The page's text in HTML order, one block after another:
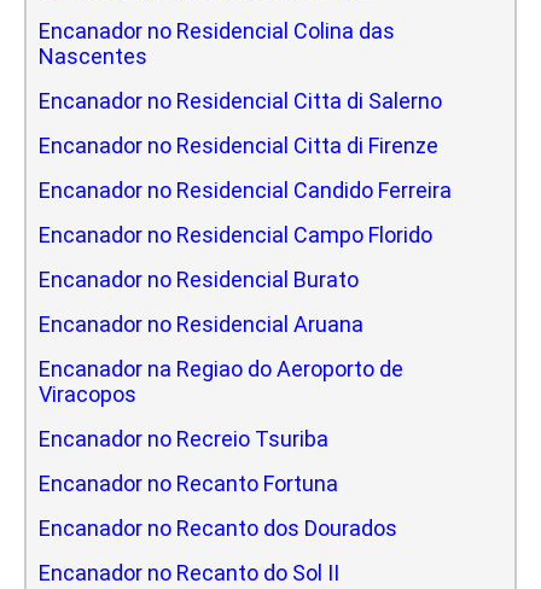
Encanador no Residencial Colina das
Nascentes
Encanador no Residencial Citta di Salerno
Encanador no Residencial Citta di Firenze
Encanador no Residencial Candido Ferreira
Encanador no Residencial Campo Florido
Encanador no Residencial Burato
Encanador no Residencial Aruana
Encanador na Regiao do Aeroporto de
Viracopos
Encanador no Recreio Tsuriba
Encanador no Recanto Fortuna
Encanador no Recanto dos Dourados
Encanador no Recanto do Sol II